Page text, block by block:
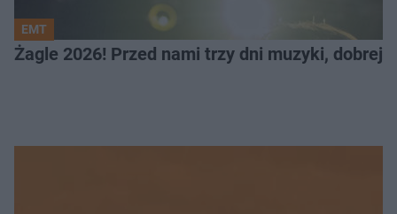
EMT
Żagle 2026! Przed nami trzy dni muzyki, dobrej